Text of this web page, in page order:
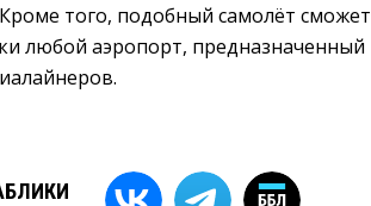
того, подобный самолёт сможет
любой аэропорт, предназначенный